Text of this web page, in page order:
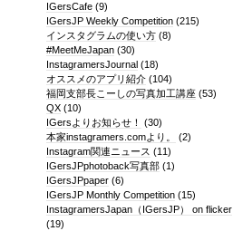
IGersCafe(9)
IGersJP Weekly Competition(215)
インスタグラムの使い方(8)
#MeetMeJapan(30)
InstagramersJournal(18)
オススメのアプリ紹介(104)
福岡支部長こーしの写真加工講座(53)
QX(10)
IGersよりお知らせ！
(30)
本家instagramers.comより。
(2)
Instagram関連ニュース (11)
IGersJPphotoback写真部(1)
IGersJPpaper(6)
IGersJP Monthly Competition(15)
InstagramersJapan（IGersJP） on flicker
(19)